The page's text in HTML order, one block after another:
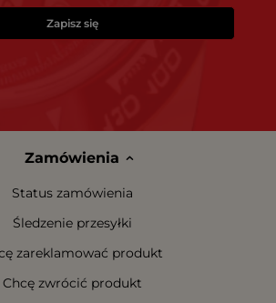
Zapisz się
Zamówienia
Status zamówienia
Śledzenie przesyłki
zareklamować produkt
Chcę zwrócić produkt